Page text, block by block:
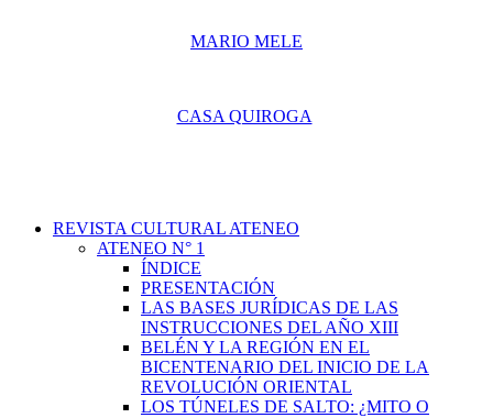
MARIO MELE
CASA QUIROGA
REVISTA CULTURAL ATENEO
ATENEO N° 1
ÍNDICE
PRESENTACIÓN
LAS BASES JURÍDICAS DE LAS
INSTRUCCIONES DEL AÑO XIII
BELÉN Y LA REGIÓN EN EL
BICENTENARIO DEL INICIO DE LA
REVOLUCIÓN ORIENTAL
LOS TÚNELES DE SALTO: ¿MITO O